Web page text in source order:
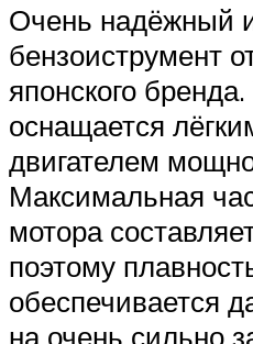
Очень надёжный
бензоиструмент
японского
оснащается
двигателем
Максимальная
мотора
поэтому
обеспечивается
на очень сильно